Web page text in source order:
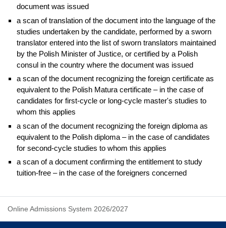
document was issued
a scan of translation of the document into the language of the
studies undertaken by the candidate, performed by a sworn
translator entered into the list of sworn translators maintained
by the Polish Minister of Justice, or certified by a Polish
consul in the country where the document was issued
a scan of the document recognizing the foreign certificate as
equivalent to the Polish Matura certificate – in the case of
candidates for first-cycle or long-cycle master's studies to
whom this applies
a scan of the document recognizing the foreign diploma as
equivalent to the Polish diploma – in the case of candidates
for second-cycle studies to whom this applies
a scan of a document confirming the entitlement to study
tuition-free – in the case of the foreigners concerned
Online Admissions System 2026/2027